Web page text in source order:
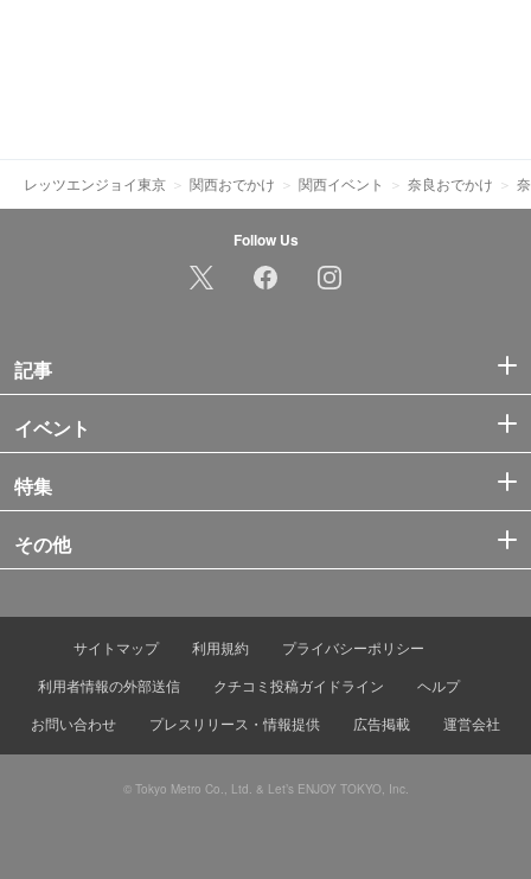
レッツエンジョイ東京 関西おでかけ 関西イベント 奈良おでかけ
Follow Us
記事
イベント
特集
その他
サイトマップ 利用規約
プライバシーポリシー
利用者情報の外部送信
クチコミ投稿ガイドライン
ヘルプ
お問い合わせ
プレスリリース・情報提供 広告掲載 運営会社
© Tokyo Metro Co., Ltd. & Let’s ENJOY TOKYO, Inc.